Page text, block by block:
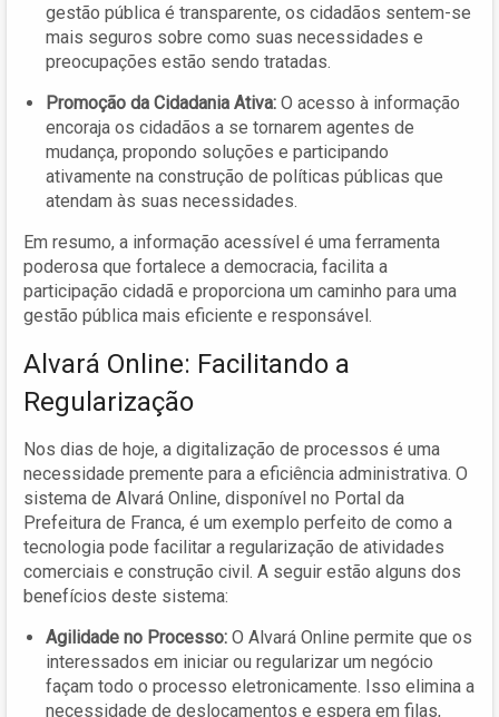
gestão pública é transparente, os cidadãos sentem-se
mais seguros sobre como suas necessidades e
preocupações estão sendo tratadas.
Promoção da Cidadania Ativa: O acesso à informação
encoraja os cidadãos a se tornarem agentes de
mudança, propondo soluções e participando
ativamente na construção de políticas públicas que
atendam às suas necessidades.
Em resumo, a informação acessível é uma ferramenta
poderosa que fortalece a democracia, facilita a
participação cidadã e proporciona um caminho para uma
gestão pública mais eficiente e responsável.
Alvará Online: Facilitando a
Regularização
Nos dias de hoje, a digitalização de processos é uma
necessidade premente para a eficiência administrativa. O
sistema de Alvará Online, disponível no Portal da
Prefeitura de Franca, é um exemplo perfeito de como a
tecnologia pode facilitar a regularização de atividades
comerciais e construção civil. A seguir estão alguns dos
benefícios deste sistema:
Agilidade no Processo: O Alvará Online permite que os
interessados em iniciar ou regularizar um negócio
façam todo o processo eletronicamente. Isso elimina a
necessidade de deslocamentos e espera em filas,